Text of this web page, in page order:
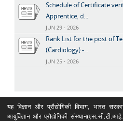
Schedule of Certificate
Apprentice, d...
JUN 29 - 2026
Rank List for the post of
(Cardiology) -...
JUN 25 - 2026
यह विज्ञान और प्रौद्योगिकी विभाग, भारत
आयुर्विज्ञान और प्रौद्योगिकी